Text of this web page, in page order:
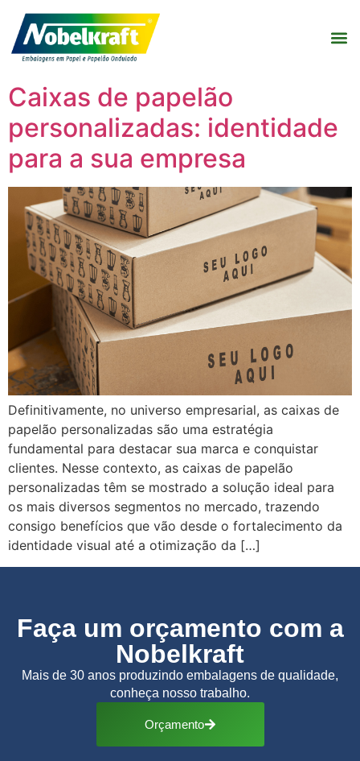
Caixas de papelão
personalizadas: identidade
para a sua empresa
Definitivamente, no universo empresarial, as caixas de
papelão personalizadas são uma estratégia
fundamental para destacar sua marca e conquistar
clientes. Nesse contexto, as caixas de papelão
personalizadas têm se mostrado a solução ideal para
os mais diversos segmentos no mercado, trazendo
consigo benefícios que vão desde o fortalecimento da
identidade visual até a otimização da […]
Faça um orçamento com a
Nobelkraft
Mais de 30 anos produzindo embalagens de qualidade,
conheça nosso trabalho.
Orçamento